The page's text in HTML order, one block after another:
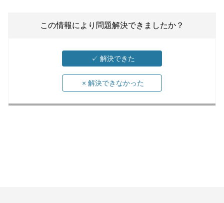
この情報により問題解決できましたか？
✓ 解決できた
× 解決できなかった